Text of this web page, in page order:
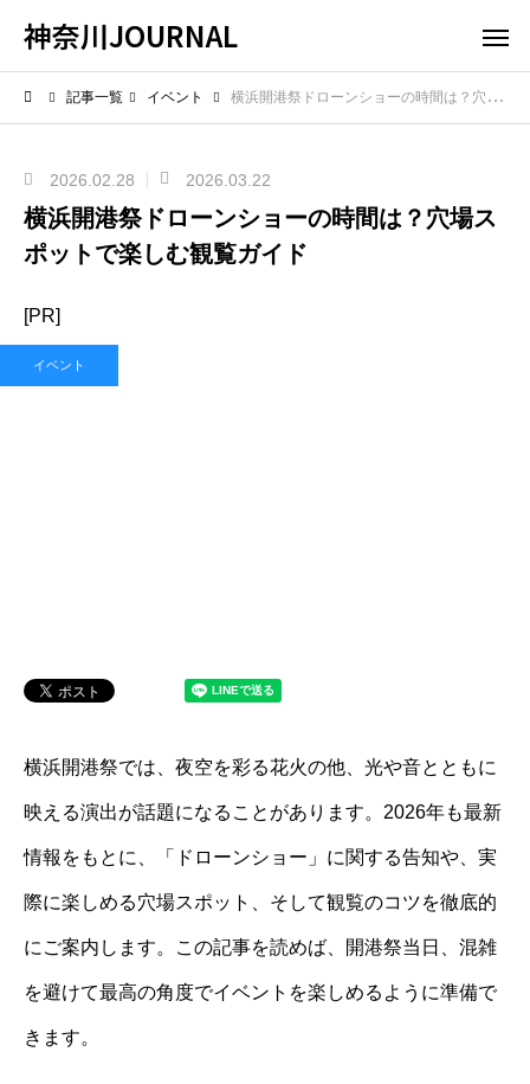
神奈川JOURNAL
記事一覧 イベント 横浜開港祭ドローンショーの時間は？穴場スポットで楽しむ観覧ガイド
2026.02.28 2026.03.22
横浜開港祭ドローンショーの時間は？穴場ス
ポットで楽しむ観覧ガイド
[PR]
イベント
横浜開港祭では、夜空を彩る花火の他、光や音とともに
映える演出が話題になることがあります。2026年も最新
情報をもとに、「ドローンショー」に関する告知や、実
際に楽しめる穴場スポット、そして観覧のコツを徹底的
にご案内します。この記事を読めば、開港祭当日、混雑
を避けて最高の角度でイベントを楽しめるように準備で
きます。